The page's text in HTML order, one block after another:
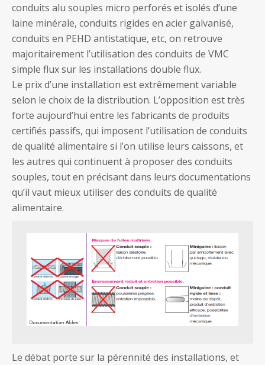
conduits alu souples micro perforés et isolés d’une
laine minérale, conduits rigides en acier galvanisé,
conduits en PEHD antistatique, etc, on retrouve
majoritairement l’utilisation des conduits de VMC
simple flux sur les installations double flux.
Le prix d’une installation est extrêmement variable
selon le choix de la distribution. L’opposition est très
forte aujourd’hui entre les fabricants de produits
certifiés passifs, qui imposent l’utilisation de conduits
de qualité alimentaire si l’on utilise leurs caissons, et
les autres qui continuent à proposer des conduits
souples, tout en précisant dans leurs documentations
qu’il vaut mieux utiliser des conduits de qualité
alimentaire.
Le débat porte sur la pérennité des installations, et